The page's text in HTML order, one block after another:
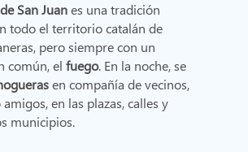
San Juanes una tradición
todo el territorio catalán de
pero siempre con un
común, elfuego. En la noche, se
en compañía de vecinos,
en las plazas, calles y
municipios.